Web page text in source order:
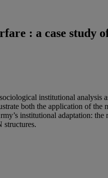
: a case study
institutional
both the application of
institutional adaptation:
structures.